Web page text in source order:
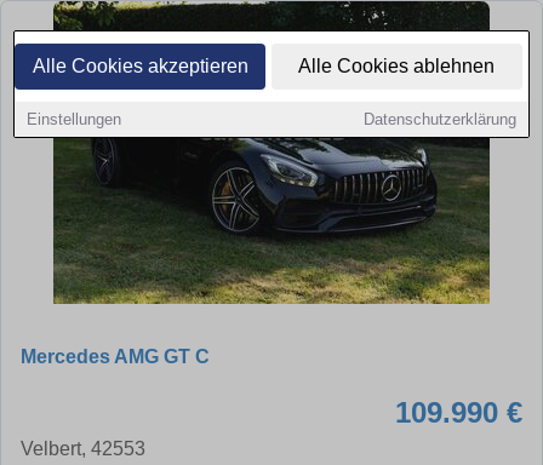
Alle Cookies akzeptieren Alle Cookies ablehnen
Einstellungen Datenschutzerklärung
Mercedes AMG GT C
109.990 €
Velbert, 42553